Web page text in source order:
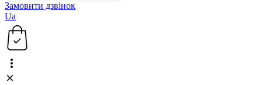
Замовити дзвінок
Ua